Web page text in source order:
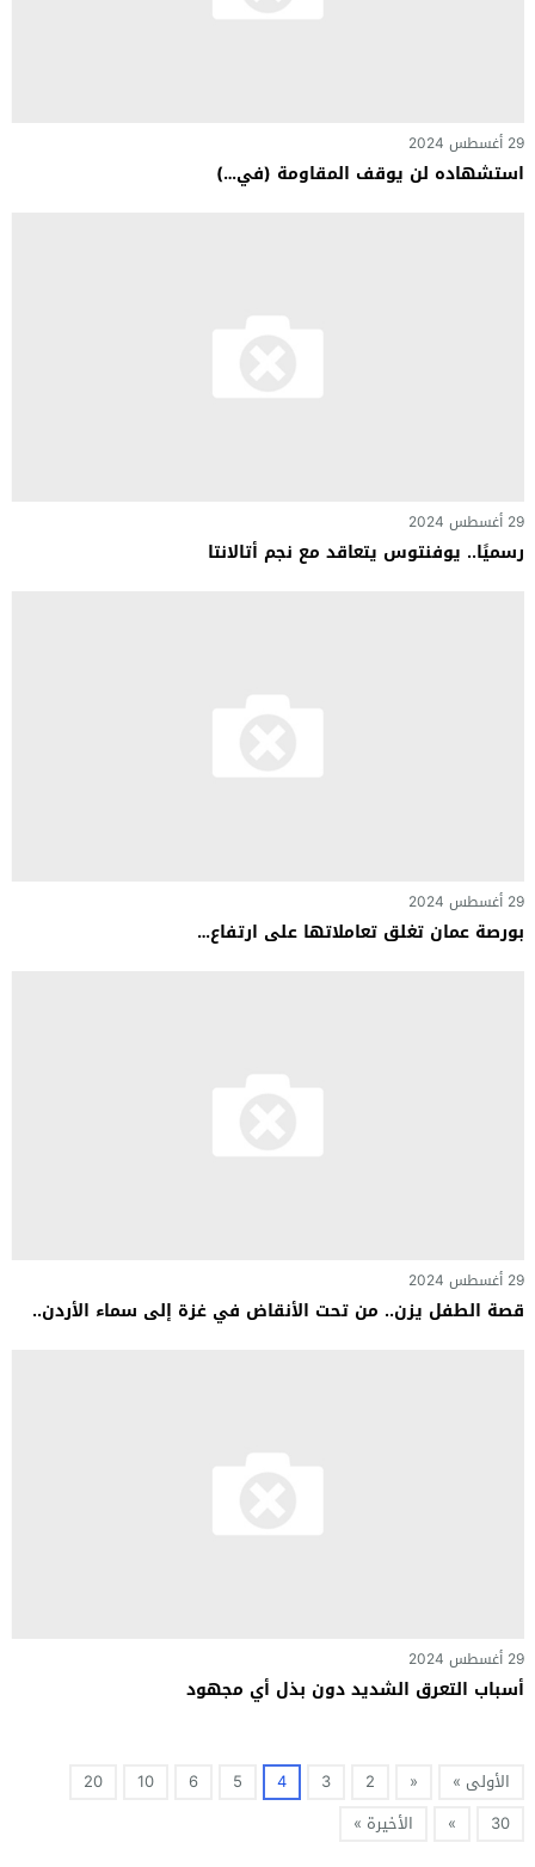
29 أغسطس 2024
استشهاده لن يوقف المقاومة (في…)
29 أغسطس 2024
رسميًا.. يوفنتوس يتعاقد مع نجم أتالانتا
29 أغسطس 2024
بورصة عمان تغلق تعاملاتها على ارتفاع…
29 أغسطس 2024
قصة الطفل يزن.. من تحت الأنقاض في غزة إلى سماء الأردن..
29 أغسطس 2024
أسباب التعرق الشديد دون بذل أي مجهود
الأولى » «
2
3
4
5
6
10
20
30
» الأخيرة »